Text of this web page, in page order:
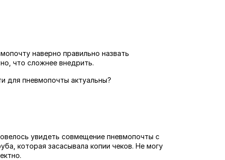
наверно правильно назвать
что сложнее внедрить.
для пневмопочты актуальны?
увидеть совмещение пневмопочты с
которая засасывала копии чеков. Не могу